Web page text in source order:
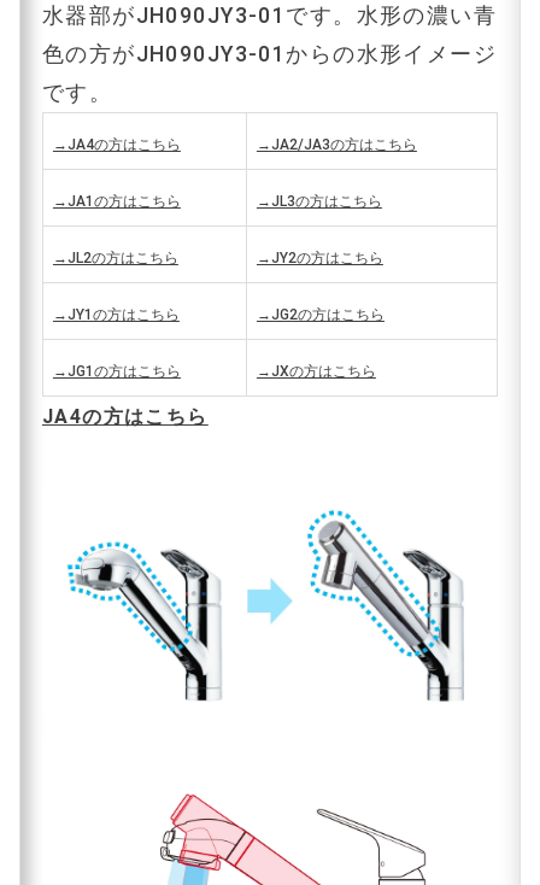
水器部がJH090JY3-01です。水形の濃い青
色の方がJH090JY3-01からの水形イメージ
です。
→JA4の方はこちら →JA2/JA3の方はこちら
→JA1の方はこちら →JL3の方はこちら
→JL2の方はこちら →JY2の方はこちら
→JY1の方はこちら →JG2の方はこちら
→JG1の方はこちら →JXの方はこちら
JA4の方はこちら